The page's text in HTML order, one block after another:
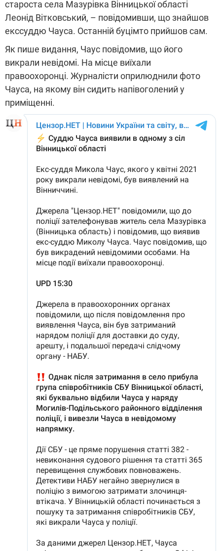
староста села Мазурівка Вінницької області
Леонід Вітковський, – повідомивши, що знайшов
екссуддю Чауса. Останній буцімто прийшов сам.
Як пише видання, Чаус повідомив, що його
викрали невідомі. На місце виїхали
правоохоронці. Журналісти оприлюднили фото
Чауса, на якому він сидить напівоголений у
приміщенні.